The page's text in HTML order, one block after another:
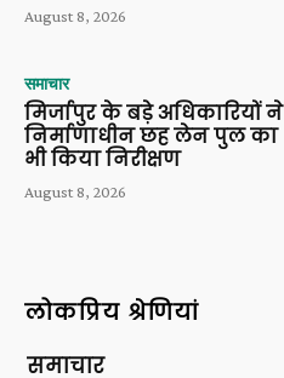
August 8, 2026
समाचार
मिर्जापुर के बड़े अधिकारियों ने
निर्माणाधीन छह लेन पुल का
भी किया निरीक्षण
August 8, 2026
लोकप्रिय श्रेणियां
समाचार